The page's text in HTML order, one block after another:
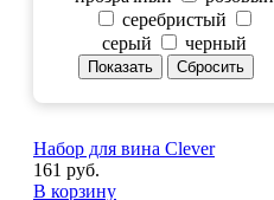
серебристый
серый
черный
Набор для вина Clever
161 руб.
В корзину